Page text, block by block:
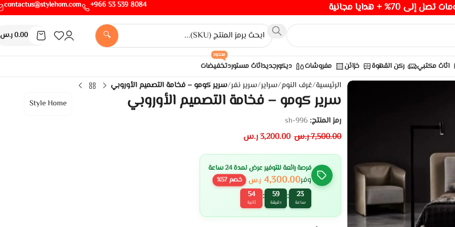
إلى 70% + هدايا مجانية 8084 539 53 966+
contactus@stylehom.com
🔍
0.00ر.س
اثاث مكتبي ركن القهوة خزائن مفروشات ديكورجديداثاث مستوردتخفيضات
محدود
الرئيسية/غرف النوم/سراير/سرير نفر/سرير كومو – فخامة التصميم الأوروبي
سرير كومو – فخامة التصميم الأوروبي
Style Home
رمز المنتج: sh-996
7,500.00ر.س 3,200.00ر.س
فرصة رائعة للتوفير عرض لمدة 24 ساعة
وفر4,300.00 ر.س خصم57
%
23
ساعة :
59
دقيقة :
52
ثانية